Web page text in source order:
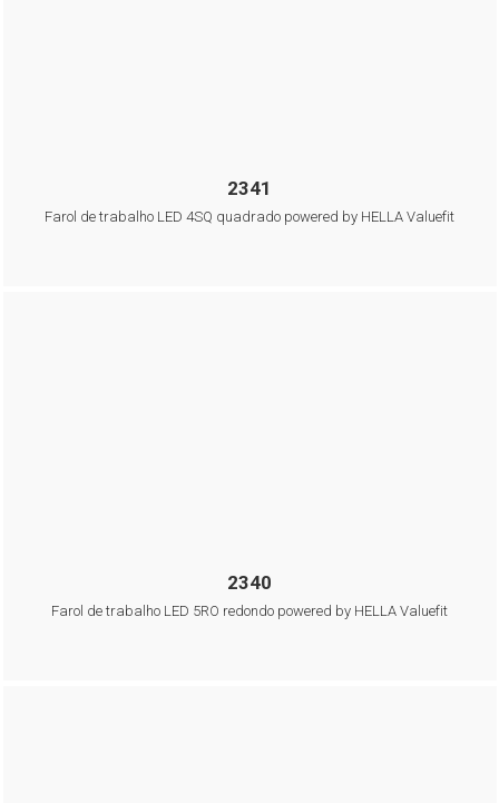
2341
Farol de trabalho LED 4SQ quadrado powered by HELLA Valuefit
2340
Farol de trabalho LED 5RO redondo powered by HELLA Valuefit